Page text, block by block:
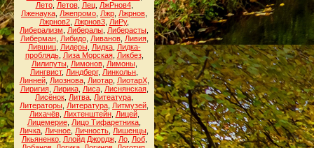
Лето, Летов, Лец, ЛжРнов4,
Лженаука Лжепромо Лжр Лжрнов
Лжрнов2 Лжрнов3 ЛиРу,
Либерализм
Либералы Либерасты
Либерман, Либидо, Ливанов, Ливия,
Лившиц, Лидеры, Лидка, Лидка-
проблядь, Лиза Морская, Ликбез,
Лилипуты, Лимонов, Лимоны,
Лингвист, Линдберг, Линкольн
Линней, Лиознова, Лиотар, ЛиотарХ,
Лиригия, Лирика, Лиса, Лиснянская,
Лисёнок Литва Литеатура
Литераторы Литература Литмузей
Лихачёв, Лихтенштейн, Лицей,
Лицемерие Лицо Тифаретника
Личка Личное Личность Лишенцы
Лкьяненко, Ллойд Джордж, Ло, Лоб,